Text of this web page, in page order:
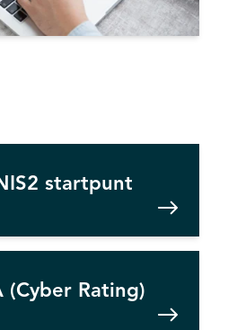
startpunt
(Cyber Rating)